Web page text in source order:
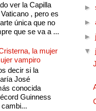
ver la Capilla
, pero es
única que no
que se va a ...
la mujer
vampiro
decir si la
José
conocida
Guinness
►
►
►
▼